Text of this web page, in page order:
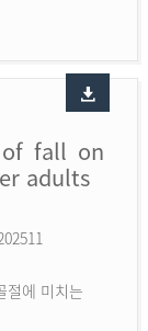
fall on
adults
절에 미치는